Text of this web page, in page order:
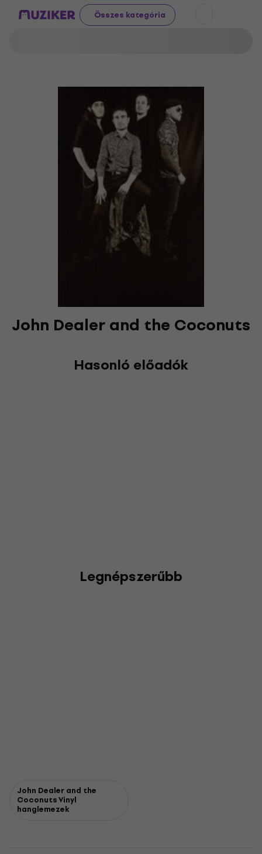
Összes kategória
John Dealer and the Coconuts
Hasonló előadók
Legnépszerűbb
John Dealer and the
Coconuts Vinyl
hanglemezek